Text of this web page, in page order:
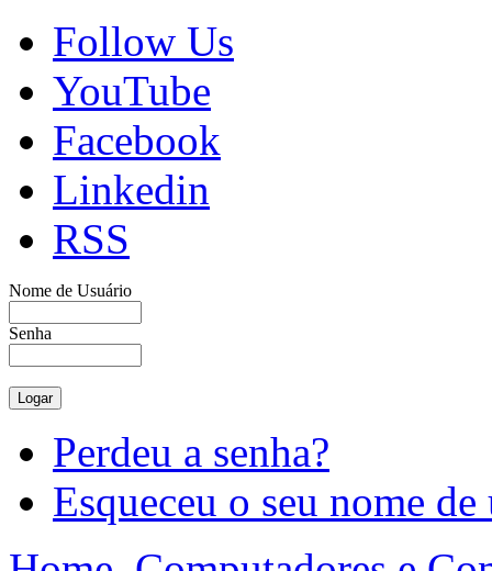
Follow Us
YouTube
Facebook
Linkedin
RSS
Nome de Usuário
Senha
Perdeu a senha?
Esqueceu o seu nome de